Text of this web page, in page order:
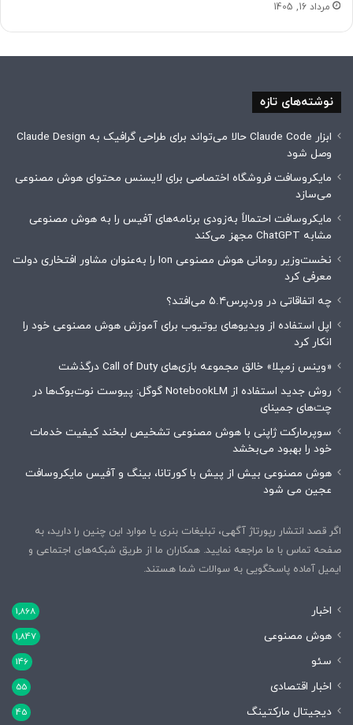
مرداد 16, 1405
نوشته‌های تازه
ابزار Claude Code حالا می‌تواند برای طراحی گرافیک به Claude Design
وصل شود
مایکروسافت فروشگاه اختصاصی برای لایسنس محتوای هوش مصنوعی
می‌سازد
مایکروسافت احتمالاً به‌زودی برنامه‌های آفیس را به هوش مصنوعی
مشابه ChatGPT مجهز می‌کند
نخست‌وزیر رومانی هوش مصنوعی Ion را به‌عنوان مشاور افتخاری دولت
معرفی کرد
چه اتفاقاتی در وردپرس۵.۴ می‌افتد؟
اپل استفاده از ویدیوهای یوتیوب برای آموزش هوش مصنوعی خود را
انکار کرد
«وینس زمپلا» خالق مجموعه بازی‌های Call of Duty درگذشت
روش جدید استفاده از NotebookLM گوگل: پیوست نوت‌بوک‌ها در
چت‌های جمینای
سوپرمارکت ژاپنی با هوش مصنوعی تشخیص لبخند کیفیت خدمات
خود را بهبود می‌بخشد
هوش مصنوعی بیش از پیش با کورتانا، بینگ و آفیس مایکروسافت
عجین می شود
اگر قصد انتشار رپورتاژ آگهی، تبلیغات بنری یا موارد این چنین را دارید، به
صفحه تماس با ما مراجعه نمایید. همکاران ما از طریق شبکه‌های اجتماعی و
ایمیل آماده پاسخگویی به سوالات شما هستند.
اخبار 1,868
هوش مصنوعی 1,847
سئو 146
اخبار اقتصادی 55
دیجیتال مارکتینگ 45